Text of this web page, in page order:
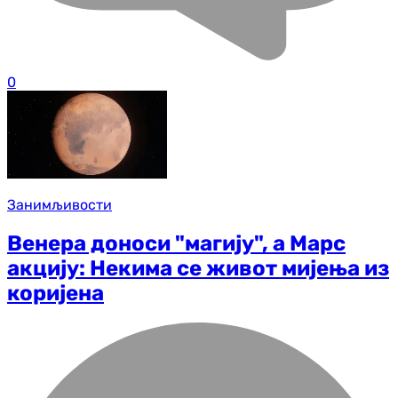
0
Занимљивости
Венера доноси "магију", а Марс
акцију: Некима се живот мијења из
коријена